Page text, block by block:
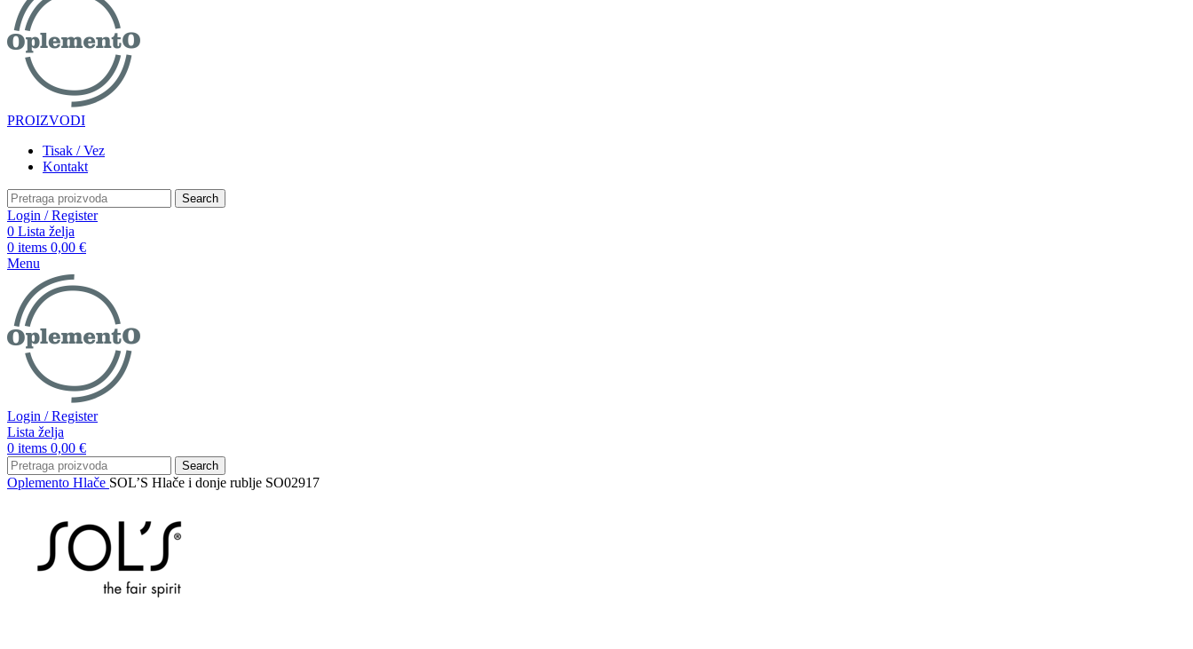
PROIZVODI
Tisak / Vez
Kontakt
Search
Login / Register
0 Lista želja
0 items 0,00 €
Menu
Login / Register
Lista želja
0 items 0,00 €
Search
Oplemento Hlače SOL’S Hlače i donje rublje SO02917